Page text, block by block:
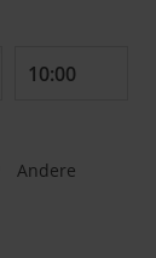
Andere